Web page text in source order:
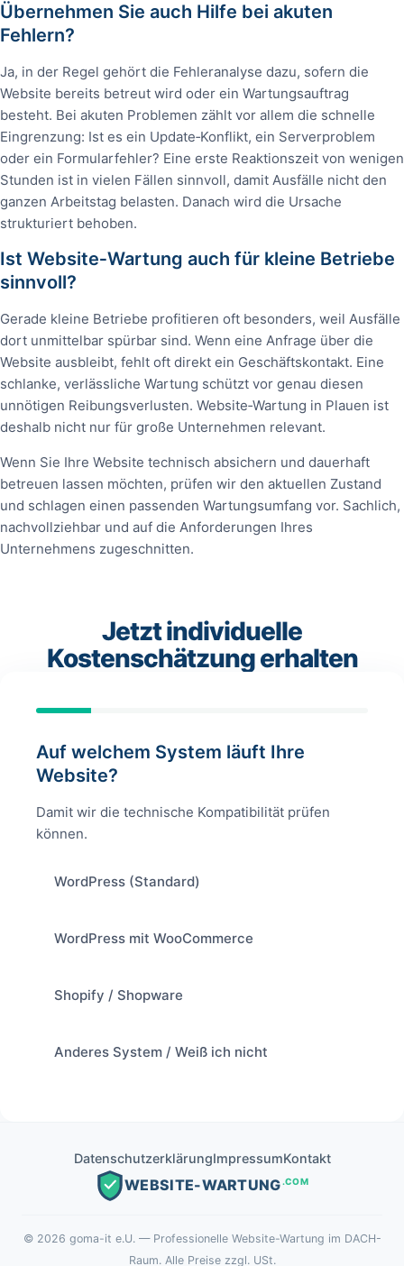
Übernehmen Sie auch Hilfe bei akuten
Fehlern?
Ja, in der Regel gehört die Fehleranalyse dazu, sofern die
Website bereits betreut wird oder ein Wartungsauftrag
besteht. Bei akuten Problemen zählt vor allem die schnelle
Eingrenzung: Ist es ein Update‑Konflikt, ein Serverproblem
oder ein Formularfehler? Eine erste Reaktionszeit von wenigen
Stunden ist in vielen Fällen sinnvoll, damit Ausfälle nicht den
ganzen Arbeitstag belasten. Danach wird die Ursache
strukturiert behoben.
Ist Website‑Wartung auch für kleine Betriebe
sinnvoll?
Gerade kleine Betriebe profitieren oft besonders, weil Ausfälle
dort unmittelbar spürbar sind. Wenn eine Anfrage über die
Website ausbleibt, fehlt oft direkt ein Geschäftskontakt. Eine
schlanke, verlässliche Wartung schützt vor genau diesen
unnötigen Reibungsverlusten. Website‑Wartung in Plauen ist
deshalb nicht nur für große Unternehmen relevant.
Wenn Sie Ihre Website technisch absichern und dauerhaft
betreuen lassen möchten, prüfen wir den aktuellen Zustand
und schlagen einen passenden Wartungsumfang vor. Sachlich,
nachvollziehbar und auf die Anforderungen Ihres
Unternehmens zugeschnitten.
Jetzt individuelle
Kostenschätzung erhalten
Auf welchem System läuft Ihre
Website?
Damit wir die technische Kompatibilität prüfen
können.
WordPress (Standard)
WordPress mit WooCommerce
Shopify / Shopware
Anderes System / Weiß ich nicht
DatenschutzerklärungImpressumKontakt
WEBSITE-WARTUNG.COM
© 2026 goma-it e.U. — Professionelle Website-Wartung im DACH-
Raum. Alle Preise zzgl. USt.